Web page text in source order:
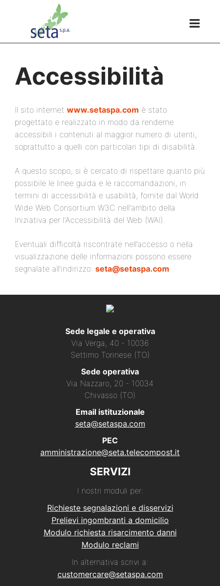
Accessibilità
Il sito internet www.setaspa.com è stato
progettato e realizzato in modo da renderne
accessibili i contenuti al maggior numero di utenti,
soprattutto a quelli con particolari tipi di disabilità.
A questo scopo, si è cercato di rispettare quanto più
possibile le linee guida e le raccomandazioni, in
termini di accessibilità e usabilità, fornite dal World
Wide Web Consortium W3C nell'ambito della
Iniziativa per l'Accessibilità del Web (WAI).
Eventuali difficoltà riscontrate nell’accesso o nella
visualizzazione delle informazioni possono essere
segnalate all’indirizzo: seta@setaspa.com
Sede legale e operativa
Via Verga, 40 - 10036
Settimo Torinese (TO)
Sede operativa
Via Nazzaro, 20 - 10034
Chivasso (TO)
Email istituzionale
seta@setaspa.com
PEC
amministrazione@seta.telecompost.it
SERVIZI
I nostri moduli per:
Richieste segnalazioni e disservizi
Prelievi ingombranti a domicilio
Modulo richiesta risarcimento danni
Modulo reclami
In alternativa scrivi a:
customercare@setaspa.com